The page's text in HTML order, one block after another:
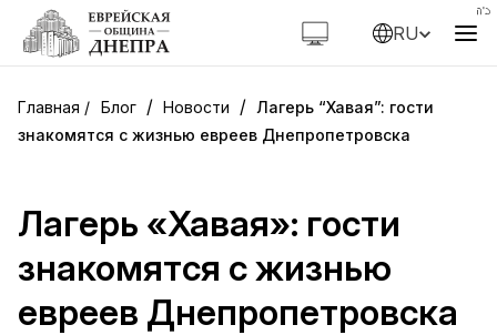
RU
Блог / Новости / Лагерь “Хавая”: гости
знакомятся с жизнью евреев Днепропетровска
Лагерь «Хавая»: гости
знакомятся с жизнью
евреев Днепропетровска